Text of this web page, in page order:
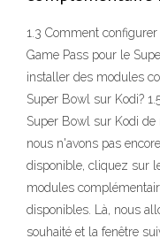
1.3 Comment
Game Pass pour le
installer des modules
Super Bowl sur Kodi?
Super Bowl sur Kodi de
nous n'avons pas
disponible, cliquez sur
modules
disponibles. Là, nous
souhaité et la fenêtre